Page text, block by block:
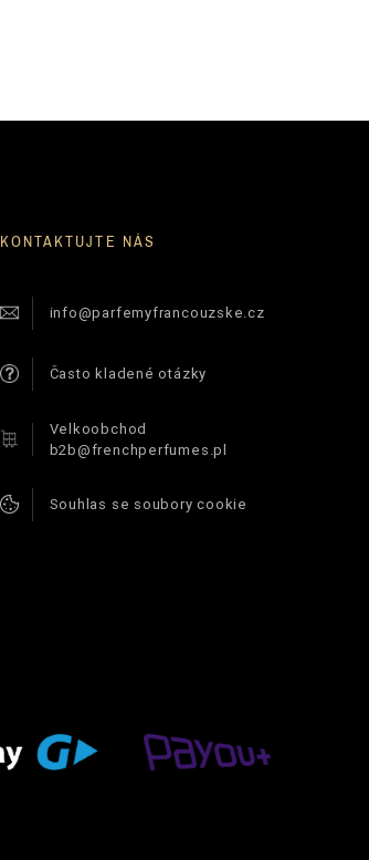
KONTAKTUJTE NÁS
info@parfemyfrancouzske.cz
Často kladené otázky
Velkoobchod
b2b@frenchperfumes.pl
Souhlas se soubory cookie